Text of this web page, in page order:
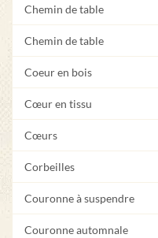
Chemin de table
Chemin de table
Coeur en bois
Cœur en tissu
Cœurs
Corbeilles
Couronne à suspendre
Couronne automnale